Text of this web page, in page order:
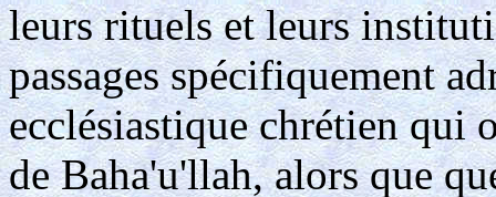
leurs rituels et leurs
passages spécifiquement
ecclésiastique chrétien qui
de Baha'u'llah, alors que